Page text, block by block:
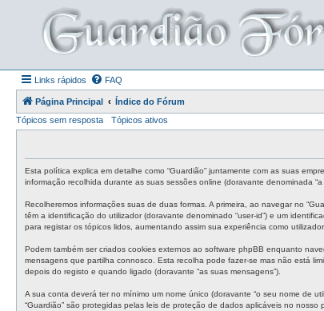
Links rápidos FAQ
Página Principal
Índice do Fórum
Tópicos sem resposta
Tópicos ativos
Esta política explica em detalhe como “Guardião” juntamente com as suas
informação recolhida durante as suas sessões online (doravante denominada “a
Recolheremos informações suas de duas formas. A primeira, ao navegar no
têm a identificação do utilizador (doravante denominado “user-id”) e um
para registar os tópicos lidos, aumentando assim sua experiência como utilizador.
Podem também ser criados cookies externos ao software phpBB enquanto
mensagens que partilha connosco. Esta recolha pode fazer-se mas não está
depois do registo e quando ligado (doravante “as suas mensagens”).
A sua conta deverá ter no mínimo um nome único (doravante “o seu nome de
“Guardião” são protegidas pelas leis de proteção de dados aplicáveis no